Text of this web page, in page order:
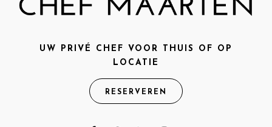
UW PRIVÉ CHEF VOOR THUIS OF OP
LOCATIE
RESERVEREN